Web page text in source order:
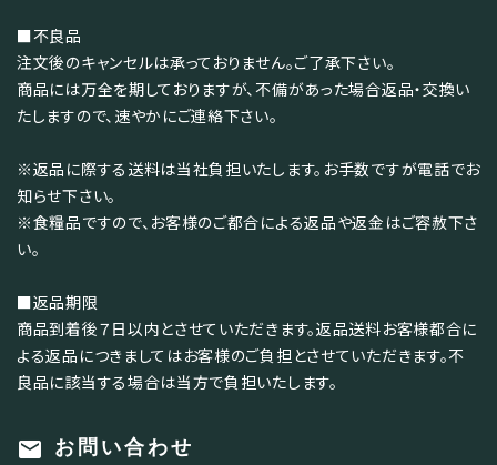
■不良品
注文後のキャンセルは承っておりません。ご了承下さい。
商品には万全を期しておりますが、不備があった場合返品・交換い
たしますので、速やかにご連絡下さい。
※返品に際する送料は当社負担いたします。お手数ですが電話でお
知らせ下さい。
※食糧品ですので、お客様のご都合による返品や返金はご容赦下さ
い。
■返品期限
商品到着後７日以内とさせていただきます。返品送料お客様都合に
よる返品につきましてはお客様のご負担とさせていただきます。不
良品に該当する場合は当方で負担いたします。
mail お問い合わせ